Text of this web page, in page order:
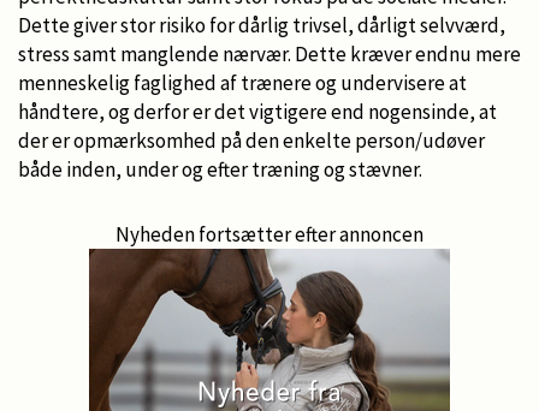
Dette giver stor risiko for dårlig trivsel, dårligt selvværd,
stress samt manglende nærvær. Dette kræver endnu mere
menneskelig faglighed af trænere og undervisere at
håndtere, og derfor er det vigtigere end nogensinde, at
der er opmærksomhed på den enkelte person/udøver
både inden, under og efter træning og stævner.
Nyheden fortsætter efter annoncen